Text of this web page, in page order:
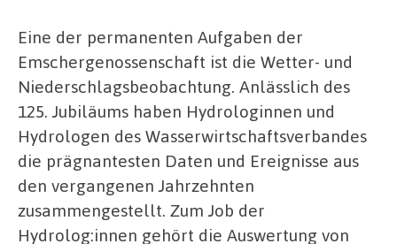
Eine der permanenten Aufgaben der
Emschergenossenschaft ist die Wetter- und
Niederschlagsbeobachtung. Anlässlich des
125. Jubiläums haben Hydrologinnen und
Hydrologen des Wasserwirtschaftsverbandes
die prägnantesten Daten und Ereignisse aus
den vergangenen Jahrzehnten
zusammengestellt. Zum Job der
Hydrolog:innen gehört die Auswertung von